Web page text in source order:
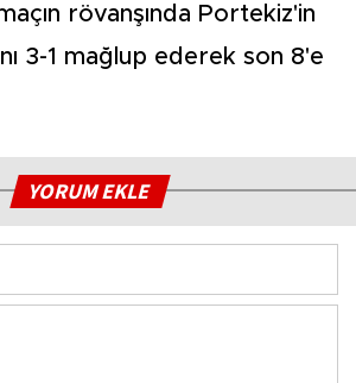
rövanşında Portekiz'in
3-1 mağlup ederek son 8'e
YORUM EKLE